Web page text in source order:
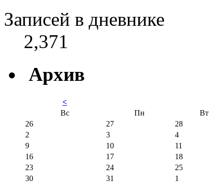
Записей в дневнике
2,371
Архив
<
Вс
Пн
Вт
26
27
28
2
3
4
9
10
11
16
17
18
23
24
25
30
31 1